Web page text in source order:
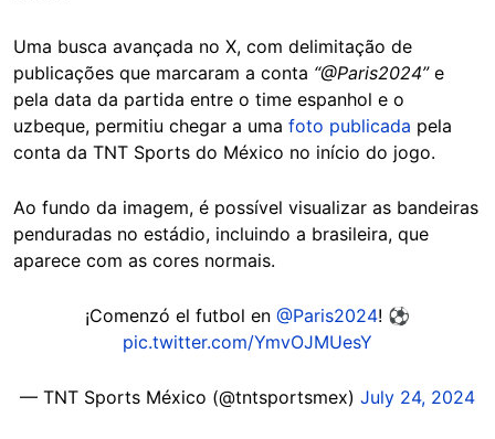
Uma busca avançada no X, com delimitação de
publicações que marcaram a conta “@Paris2024”e
pela data da partida entre o time espanhol e o
uzbeque, permitiu chegar a uma foto publicada pela
conta da TNT Sports do México no início do jogo.
Ao fundo da imagem, é possível visualizar as bandeiras
penduradas no estádio, incluindo a brasileira, que
aparece com as cores normais.
¡Comenzó el futbol en @Paris2024! ⚽
pic.twitter.com/YmvOJMUesY
— TNT Sports México (@tntsportsmex) July 24, 2024